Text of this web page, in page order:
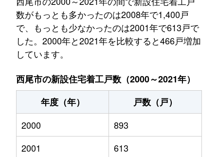
数がもっとも多かったのは2008年で1,400戸
で、もっとも少なかったのは2001年で613戸で
した。2000年と2021年を比較すると466戸増加
しています。
西尾市の新設住宅着工戸数（2000～2021年）
年度（年）
戸数（戸）
2000
893
2001
613